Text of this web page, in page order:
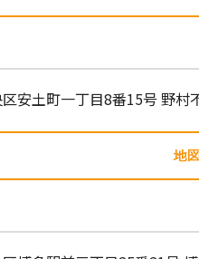
安土町一丁目8番15号 野村